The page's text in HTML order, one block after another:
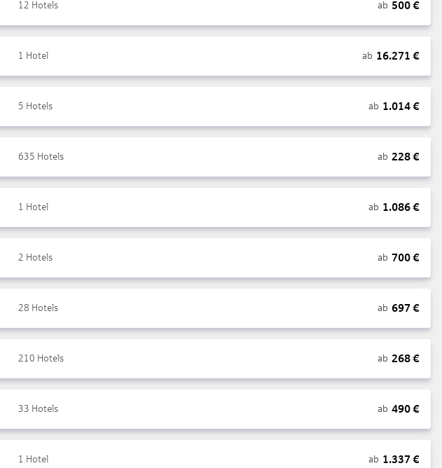
12 Hotels ab 500€
1 Hotel ab 16.271 €
5 Hotels ab 1.014€
635 Hotels ab 228€
1 Hotel ab 1.086€
2 Hotels ab 700€
28 Hotels ab 697 €
210 Hotels ab 268€
33 Hotels ab 490€
1 Hotel ab 1.337 €